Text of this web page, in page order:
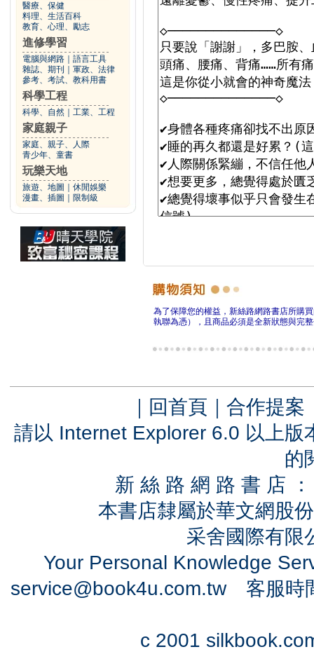
醫療、保健
料理、生活百科
教育、心理、勵志
進修學習
電腦與網路
語言工具
雜誌、期刊
軍政、法律
參考、考試、教科用書
科學工程
科學、自然 工業、工程
家庭親子
家庭、親子、人際
青少年、童書
玩樂天地
旅遊、地圖
休閒娛樂
漫畫、插圖
限制級
為了保障您的權益，新絲路網路書店所購
執聯為憑），且商品必須是全新狀態與完
｜ 回首頁 ｜ 合作提案
請以 Internet Explorer 6.0 以上
的
新 絲 路 網 路 書 店
本書店隸屬於華文網股
采舍國際有
Your Personal Knowledge
service@book4u.com.tw客服時
c 2001